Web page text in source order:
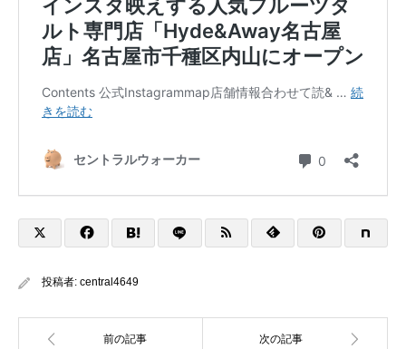
投稿者: central4649